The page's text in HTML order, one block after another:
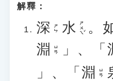
解釋：
深 ㄕㄣ 水 ㄕㄨㄟˇ 。
淵 ㄩㄢ 」、「
」、「 淵 ㄩㄢ